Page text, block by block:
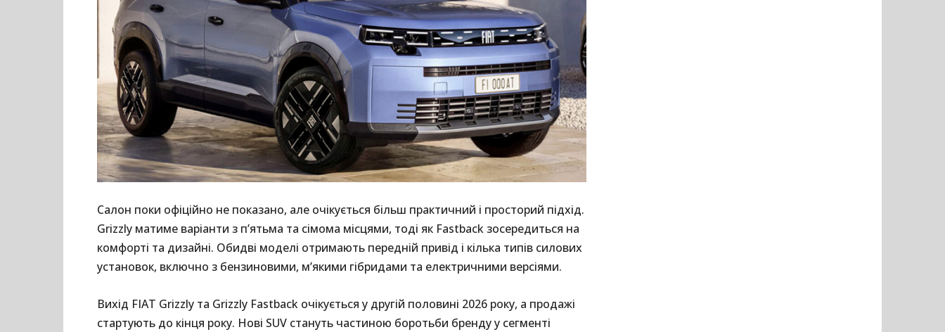
Салон поки офіційно не показано, але очікується більш практичний і просторий підхід.
Grizzly матиме варіанти з п’ятьма та сімома місцями, тоді як Fastback зосередиться на
комфорті та дизайні. Обидві моделі отримають передній привід і кілька типів силових
установок, включно з бензиновими, м’якими гібридами та електричними версіями.
Вихід FIAT Grizzly та Grizzly Fastback очікується у другій половині 2026 року, а продажі
стартують до кінця року. Нові SUV стануть частиною боротьби бренду у сегменті